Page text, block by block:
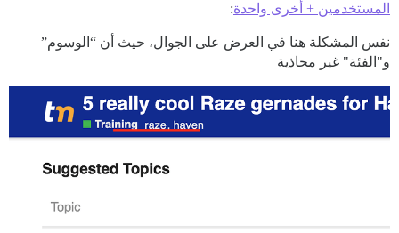
المستخدمين + أخرى واحدة:
نفس المشكلة هنا في العرض على الجوال، حيث أن “الوسوم”
و"الفئة" غير محاذية